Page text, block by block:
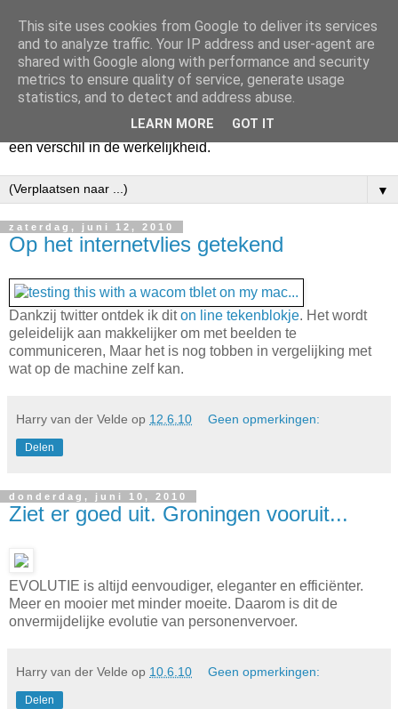
Harry
Hier vertel ik wat ik kwijt wil. Hier zeg ik wat ik gezegd wil
hebben. Voor mijzelf. Misschien voor jou. Zolang het mijn
hart lucht en mijn geest verheldert. En mogelijk maakt het
een verschil in de werkelijkheid.
▼
zaterdag, juni 12, 2010
Op het internetvlies getekend
Dankzij twitter ontdek ik diton line tekenblokje. Het wordt
geleidelijk aan makkelijker om met beelden te
communiceren, Maar het is nog tobben in vergelijking met
wat op de machine zelf kan.
Harry van der Velde op 12.6.10 Geen opmerkingen:
Delen
donderdag, juni 10, 2010
Ziet er goed uit. Groningen vooruit...
EVOLUTIE is altijd eenvoudiger, eleganter en efficiënter.
Meer en mooier met minder moeite. Daarom is dit de
onvermijdelijke evolutie van personenvervoer.
Harry van der Velde op 10.6.10 Geen opmerkingen:
Delen
This site uses cookies from Google to deliver its services
and to analyze traffic. Your IP address and user-agent are
shared with Google along with performance and security
metrics to ensure quality of service, generate usage
statistics, and to detect and address abuse.
LEARN MORE GOT IT